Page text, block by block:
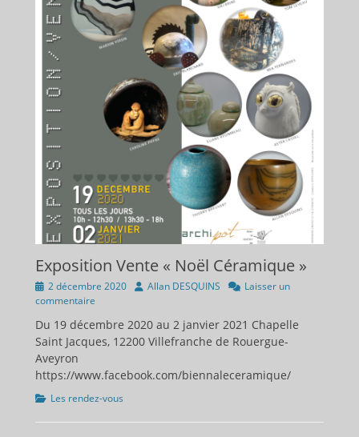
Exposition Vente « Noël Céramique »
Publié
sur
2 décembre 2020 Auteur
Allan DESQUINS
Laisser un
commentaire
Du 19 décembre 2020 au 2 janvier 2021 Chapelle
Saint Jacques, 12200 Villefranche de Rouergue-
Aveyron
https://www.facebook.com/biennaleceramique/
Catégories
Les rendez-vous